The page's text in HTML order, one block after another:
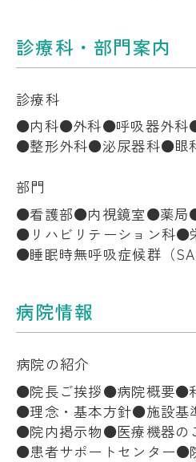
診療科・部門案内
診療科
内科
外科 呼吸器外科
整形外科
泌尿器科 眼
部門
看護部
内視鏡室 薬局
リハビリテーション科
睡眠時無呼吸症候群（
病院情報
病院の紹介
院長ご挨拶
病院概要
理念・基本方針
施設基
院内掲示物
医療機器の
患者サポートセンター